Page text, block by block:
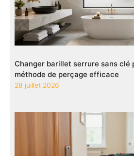
Changer barillet serrure sans clé
méthode de perçage efficace
28 juillet 2026